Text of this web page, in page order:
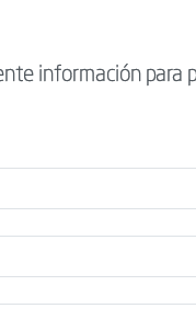
información para